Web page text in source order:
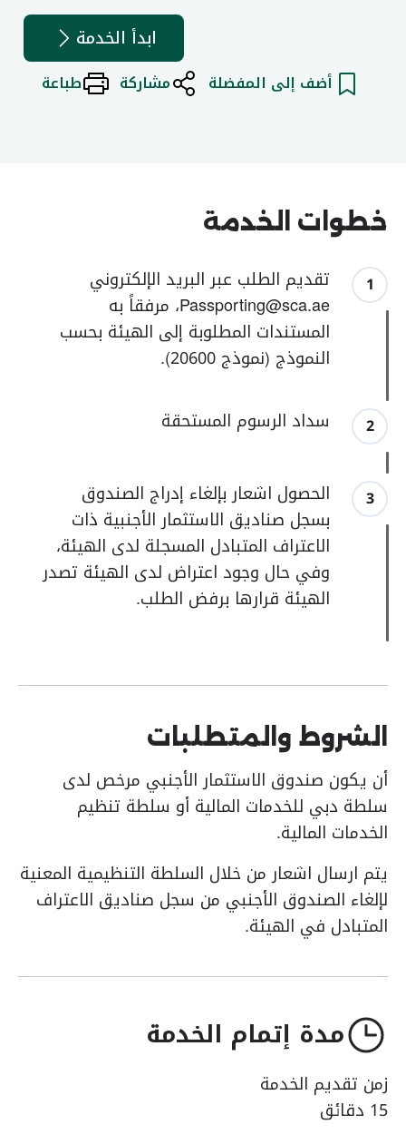
ابدأ الخدمة
أضف إلى المفضلة مشاركة طباعة
خطوات الخدمة
1
تقديم الطلب عبر البريد الإلكتروني
Passporting@sca.ae، مرفقاً به
المستندات المطلوبة إلى الهيئة بحسب
النموذج (نموذج 20600).
2 سداد الرسوم المستحقة
3
الحصول اشعار بإلغاء إدراج الصندوق
بسجل صناديق الاستثمار الأجنبية ذات
الاعتراف المتبادل المسجلة لدى الهيئة،
وفي حال وجود اعتراض لدى الهيئة تصدر
الهيئة قرارها برفض الطلب.
الشروط والمتطلبات
أن يكون صندوق الاستثمار الأجنبي مرخص لدى
سلطة دبي للخدمات المالية أو سلطة تنظيم
الخدمات المالية.
يتم ارسال اشعار من خلال السلطة التنظيمية المعنية
لإلغاء الصندوق الأجنبي من سجل صناديق الاعتراف
المتبادل في الهيئة.
مدة إتمام الخدمة
زمن تقديم الخدمة
15 دقائق